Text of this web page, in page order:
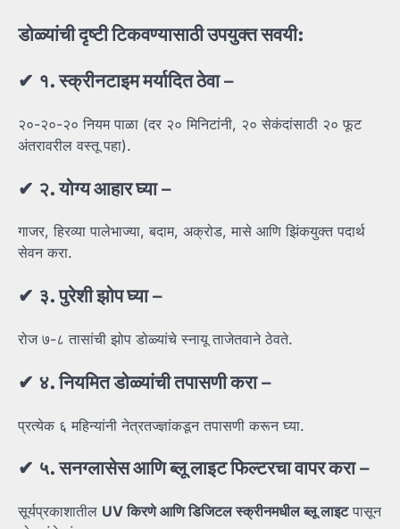
डोळ्यांचीदृष्टीटिकवण्यासाठीउपयुक्तसवयी:
✔ १.स्क्रीनटाइममर्यादितठेवा–
२०-२०-२० नियम पाळा (दर २० मिनिटांनी, २० सेकंदांसाठी २० फूट
अंतरावरील वस्तू पहा).
✔ २.योग्यआहारघ्या–
गाजर, हिरव्या पालेभाज्या, बदाम, अक्रोड, मासे आणि झिंकयुक्त पदार्थ
सेवन करा.
✔ ३.पुरेशीझोपघ्या–
रोज ७-८ तासांची झोप डोळ्यांचे स्नायू ताजेतवाने ठेवते.
✔ ४.नियमितडोळ्यांचीतपासणीकरा–
प्रत्येक ६ महिन्यांनी नेत्रतज्ज्ञांकडून तपासणी करून घ्या.
✔ ५.सनग्लासेसआणिब्लूलाइटफिल्टरचावापरकरा–
सूर्यप्रकाशातील UVकिरणेआणिडिजिटलस्क्रीनमधीलब्लूलाइटपासून